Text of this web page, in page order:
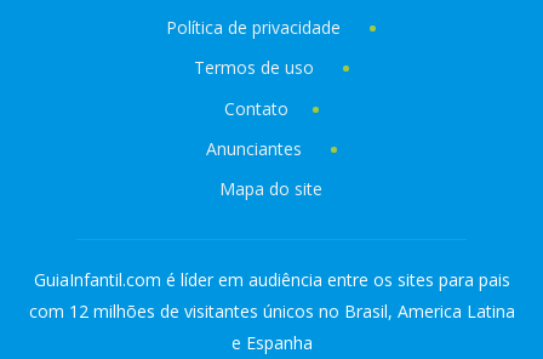
Política de privacidade
Termos de uso
Contato
Anunciantes
Mapa do site
GuiaInfantil.com é líder em audiência entre os sites para pais
com 12 milhões de visitantes únicos no Brasil, America Latina
e Espanha